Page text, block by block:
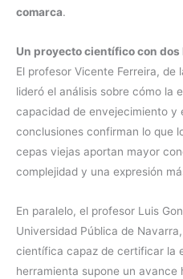
comarca.
Un proyecto científico con dos
El profesor Vicente Ferreira, de
lideró el análisis sobre cómo la
capacidad de envejecimiento y
conclusiones confirman lo que
cepas viejas aportan mayor
complejidad y una expresión
En paralelo, el profesor Luis
Universidad Pública de
científica capaz de certificar la
herramienta supone un avance